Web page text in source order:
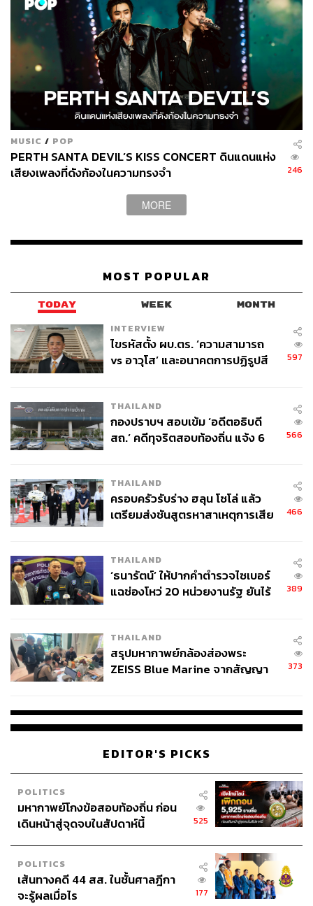
MUSIC / POP
PERTH SANTA DEVIL’S KISS CONCERT ดินแดนแห่ง
เสียงเพลงที่ดังก้องในความทรงจำ
246
MORE
MOST POPULAR
TODAY WEEK MONTH
INTERVIEW
ไขรหัสตั้ง ผบ.ตร. ‘ความสามารถ
vs อาวุโส’ และอนาคตการปฏิรูปสี
597
THAILAND
กองปราบฯ สอบเข้ม ‘อดีตอธิบดี
สถ.’ คดีทุจริตสอบท้องถิ่น แจ้ง 6
566
THAILAND
ครอบครัวรับร่าง ฮลุน โซโล่ แล้ว
เตรียมส่งชันสูตรหาสาเหตุการเสีย
466
THAILAND
‘ธนารัตน์’ ให้ปากคำตำรวจไซเบอร์
แฉช่องโหว่ 20 หน่วยงานรัฐ ยันไร้
389
THAILAND
สรุปมหากาพย์กล้องส่องพระ
ZEISS Blue Marine จากสัญญา
จ่ายหนี้-แอบระบุแบรนด์
373
EDITOR'S PICKS
POLITICS
มหากาพย์โกงข้อสอบท้องถิ่น ก่อน
เดินหน้าสู่จุดจบในสัปดาห์นี้
525
POLITICS
เส้นทางคดี 44 สส. ในชั้นศาลฎีกา
จะรู้ผลเมื่อไร
177